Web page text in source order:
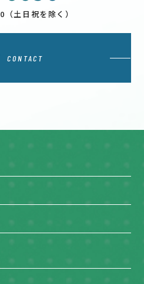
土日祝を除く）
CONTACT